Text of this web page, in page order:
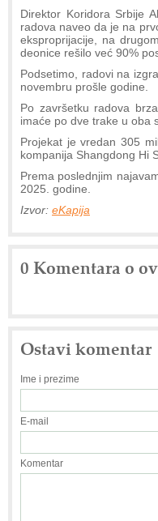
Direktor Koridora Srbije
radova naveo da je na
eksproprijacije, na
deonice rešilo već 90%
Podsetimo, radovi na
novembru prošle godine.
Po završetku radova
imaće po dve trake u oba
Projekat je vredan 305
kompanija Shangdong Hi
Prema poslednjim
2025. godine.
Izvor: eKapija
0 Komentara o
Ostavi komentar
Ime i prezime
E-mail
Komentar